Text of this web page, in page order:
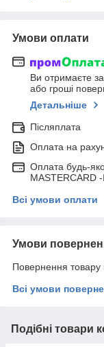
Умови оплати
Ви отримаєте
або гроші
Детальніше
Післяплата
Оплата на
Оплата будь-
MASTERCARD
Всі умови оплати
Умови
Повернення товару
Всі умови
Подібні товари